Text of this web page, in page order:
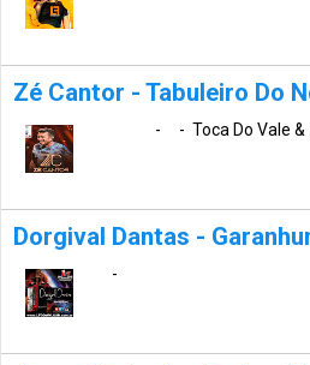
Zé Cantor - Tabuleiro Do
- - Toca Do Vale & Ze
Dorgival Dantas -
-